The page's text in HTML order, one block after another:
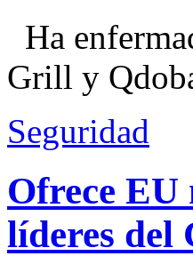
Ha
Grill y
Seguridad
Ofrece EU
líderes del